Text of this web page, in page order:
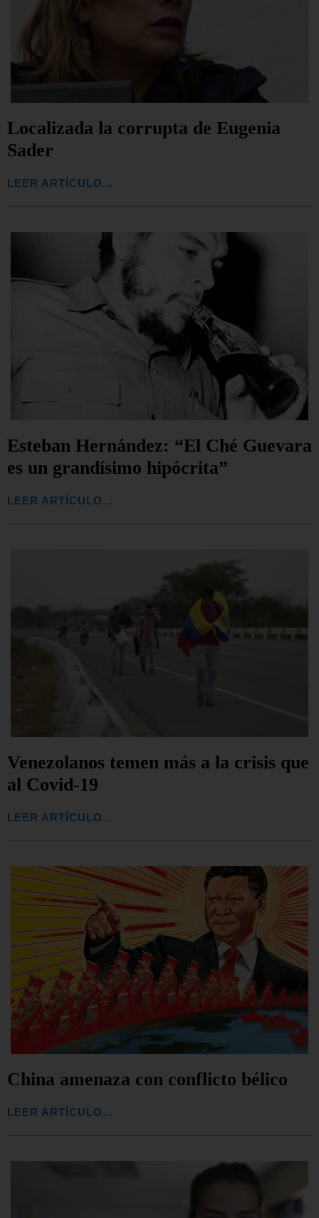
Localizada la corrupta de Eugenia
Sader
LEER ARTÍCULO...
Esteban Hernández: “El Ché Guevara
es un grandísimo hipócrita”
LEER ARTÍCULO...
Venezolanos temen más a la crisis que
al Covid-19
LEER ARTÍCULO...
China amenaza con conflicto bélico
LEER ARTÍCULO...